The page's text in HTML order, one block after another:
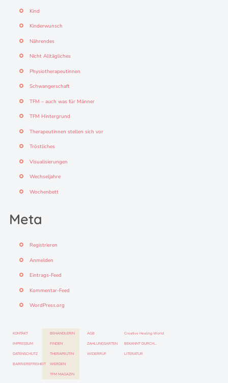
Kind
Kinderwunsch
Nährendes
Nicht Alltägliches
Physiotherapeutinnen
Schwangerschaft
TFM – auch was für Männer
TFM Hintergrund
Therapeutinnen stellen sich vor
Tröstliches
Visualisierungen
Wechseljahre
Wochenbett
Meta
Registrieren
Anmelden
Eintrags-Feed
Kommentar-Feed
WordPress.org
KONTAKT
IMPRESSUM
DATENSCHUTZ
BARRIEREFREIHEIT
BEHANDLERIN
FINDEN
THERAPEUTIN
WERDEN
TFM MAGAZIN
Creative Healing World
BEKANNT DURCH…
LITERATUR
AGB
ZAHLUNGSARTEN
WIDERRUF